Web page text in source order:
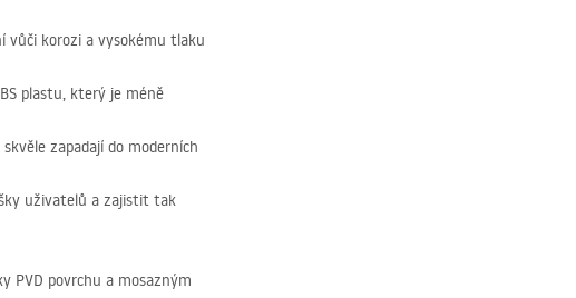
vůči korozi a vysokému tlaku
plastu, který je méně
zapadají do moderních
uživatelů a zajistit tak
PVD povrchu a mosazným